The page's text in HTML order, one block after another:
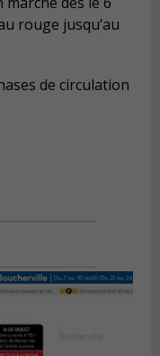
rouge jusqu’au
de circulation